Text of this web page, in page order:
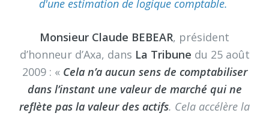
d'une estimation de logique comptable.
Monsieur Claude BEBEAR, président
d’honneur d’Axa, dans La Tribune du 25 août
2009 : « Cela n’a aucun sens de comptabiliser
dans l’instant une valeur de marché qui ne
reflète pas la valeur des actifs. Cela accélère la